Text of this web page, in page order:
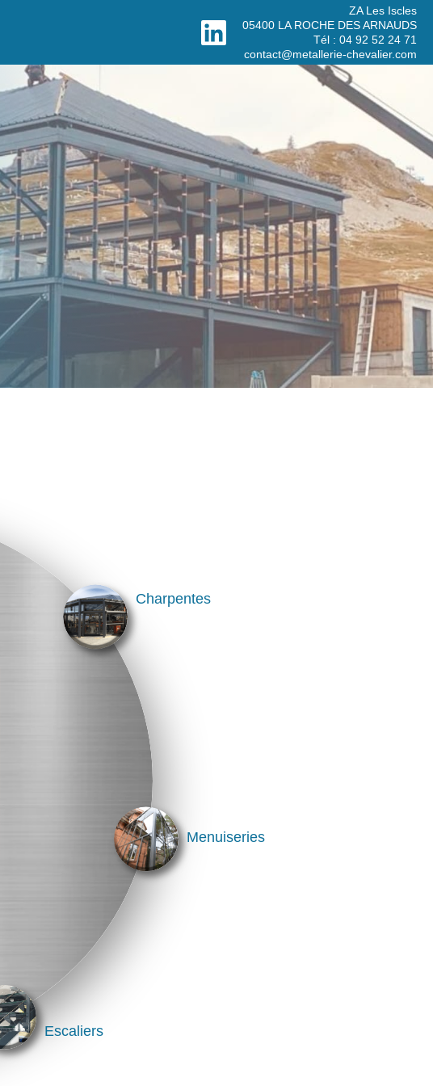
ZA Les Iscles
05400 LA ROCHE DES ARNAUDS
Tél : 04 92 52 24 71
contact@metallerie-chevalier.com
Charpentes
Menuiseries
Escaliers